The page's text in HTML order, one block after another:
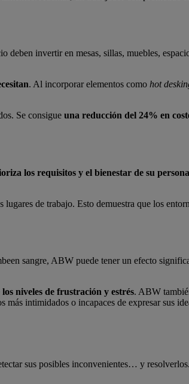
invertir en mesas, sillas, muebles,
. Al incorporar elementos como hot
Se consigue una reducción del 24% en
los requisitos y el bienestar de su
lugares de trabajo. Esto demuestra que los
sangre, ABW puede tener un efecto
niveles de frustración y estrés. ABW
intimidados o incapaces de expresar sus
sus posibles inconvenientes… y resolverlos.